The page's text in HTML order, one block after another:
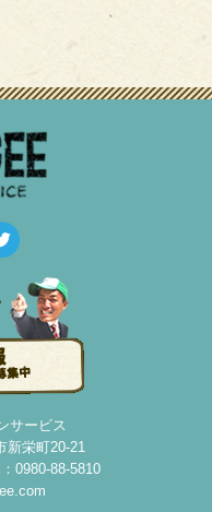
サービス
新栄町20-21
0980-88-5810